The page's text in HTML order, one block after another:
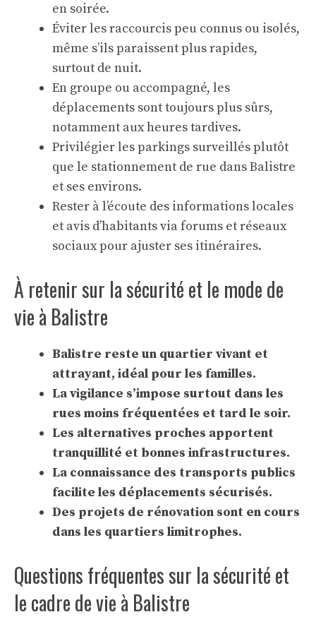
en soirée.
Éviter les raccourcis peu connus ou isolés,
même s’ils paraissent plus rapides,
surtout de nuit.
En groupe ou accompagné, les
déplacements sont toujours plus sûrs,
notamment aux heures tardives.
Privilégier les parkings surveillés plutôt
que le stationnement de rue dans Balistre
et ses environs.
Rester à l’écoute des informations locales
et avis d’habitants via forums et réseaux
sociaux pour ajuster ses itinéraires.
À retenir sur la sécurité et le mode de
vie à Balistre
Balistre reste un quartier vivant et
attrayant, idéal pour les familles.
La vigilance s’impose surtout dans les
rues moins fréquentées et tard le soir.
Les alternatives proches apportent
tranquillité et bonnes infrastructures.
La connaissance des transports publics
facilite les déplacements sécurisés.
Des projets de rénovation sont en cours
dans les quartiers limitrophes.
Questions fréquentes sur la sécurité et
le cadre de vie à Balistre